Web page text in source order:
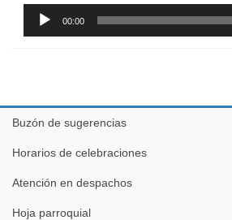
Reproductor
00:00
Buzón de sugerencias
Horarios de celebraciones
Atención en despachos
Hoja parroquial